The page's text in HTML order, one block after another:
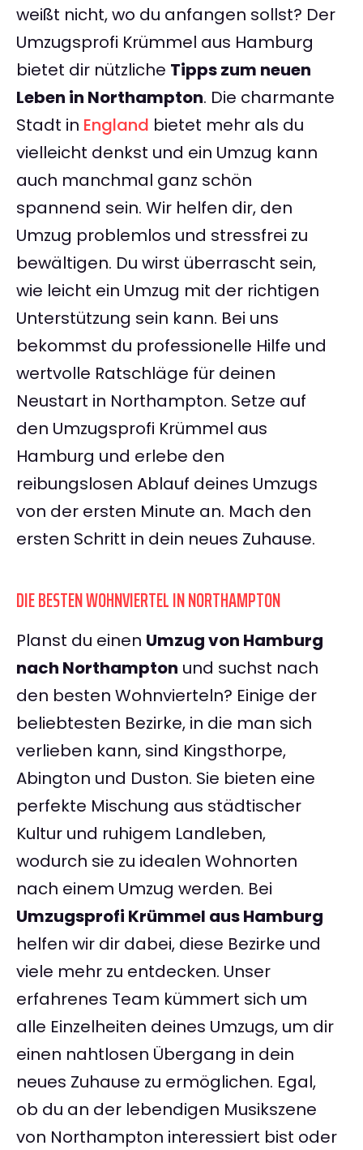
weißt nicht, wo du anfangen sollst? Der
Umzugsprofi Krümmel aus Hamburg
bietet dir nützliche Tipps zum neuen
Leben in Northampton. Die charmante
Stadt in England bietet mehr als du
vielleicht denkst und ein Umzug kann
auch manchmal ganz schön
spannend sein. Wir helfen dir, den
Umzug problemlos und stressfrei zu
bewältigen. Du wirst überrascht sein,
wie leicht ein Umzug mit der richtigen
Unterstützung sein kann. Bei uns
bekommst du professionelle Hilfe und
wertvolle Ratschläge für deinen
Neustart in Northampton. Setze auf
den Umzugsprofi Krümmel aus
Hamburg und erlebe den
reibungslosen Ablauf deines Umzugs
von der ersten Minute an. Mach den
ersten Schritt in dein neues Zuhause.
DIE BESTEN WOHNVIERTEL IN NORTHAMPTON
Planst du einen Umzug von Hamburg
nach Northampton und suchst nach
den besten Wohnvierteln? Einige der
beliebtesten Bezirke, in die man sich
verlieben kann, sind Kingsthorpe,
Abington und Duston. Sie bieten eine
perfekte Mischung aus städtischer
Kultur und ruhigem Landleben,
wodurch sie zu idealen Wohnorten
nach einem Umzug werden. Bei
Umzugsprofi Krümmel aus Hamburg
helfen wir dir dabei, diese Bezirke und
viele mehr zu entdecken. Unser
erfahrenes Team kümmert sich um
alle Einzelheiten deines Umzugs, um dir
einen nahtlosen Übergang in dein
neues Zuhause zu ermöglichen. Egal,
ob du an der lebendigen Musikszene
von Northampton interessiert bist oder